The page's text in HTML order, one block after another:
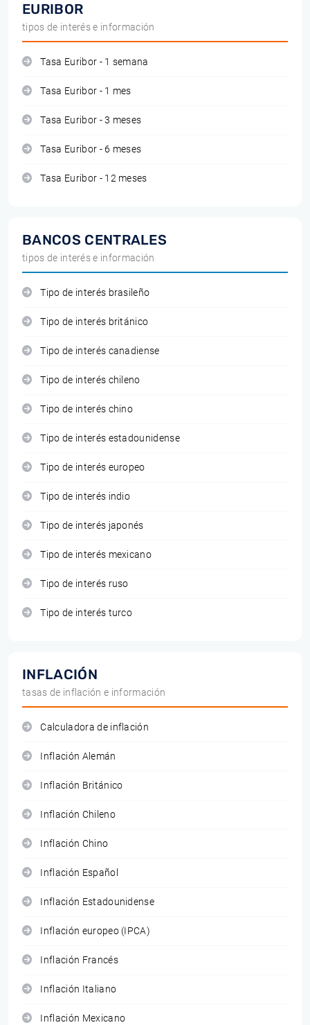
EURIBOR
tipos de interés e información
Tasa Euribor - 1 semana
Tasa Euribor - 1 mes
Tasa Euribor - 3 meses
Tasa Euribor - 6 meses
Tasa Euribor - 12 meses
BANCOS CENTRALES
tipos de interés e información
Tipo de interés brasileño
Tipo de interés británico
Tipo de interés canadiense
Tipo de interés chileno
Tipo de interés chino
Tipo de interés estadounidense
Tipo de interés europeo
Tipo de interés indio
Tipo de interés japonés
Tipo de interés mexicano
Tipo de interés ruso
Tipo de interés turco
INFLACIÓN
tasas de inflación e información
Calculadora de inflación
Inflación Alemán
Inflación Británico
Inflación Chileno
Inflación Chino
Inflación Español
Inflación Estadounidense
Inflación europeo (IPCA)
Inflación Francés
Inflación Italiano
Inflación Mexicano